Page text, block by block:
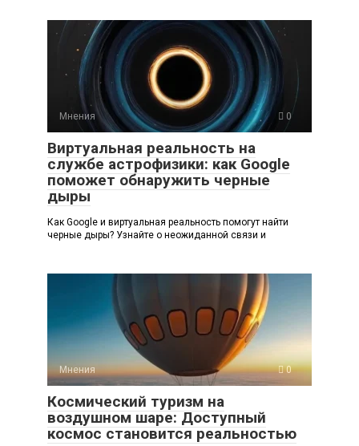
Мнения 0
Виртуальная реальность на
службе астрофизики: как Google
поможет обнаружить черные
дыры
Как Google и виртуальная реальность помогут найти
черные дыры? Узнайте о неожиданной связи и
Мнения 0
Космический туризм на
воздушном шаре: Доступный
космос становится реальностью